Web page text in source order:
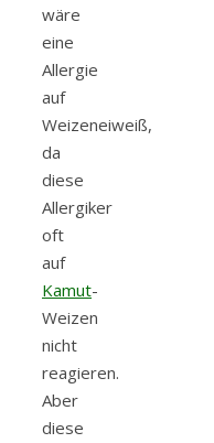
wäre
eine
Allergie
auf
Weizeneiweiß,
da
diese
Allergiker
oft
auf
Kamut-
Weizen
nicht
reagieren.
Aber
diese